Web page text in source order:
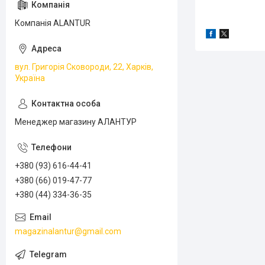
Компанія ALANTUR
вул. Григорія Сковороди, 22, Харків,
Україна
Менеджер магазину АЛАНТУР
+380 (93) 616-44-41
+380 (66) 019-47-77
+380 (44) 334-36-35
magazinalantur@gmail.com